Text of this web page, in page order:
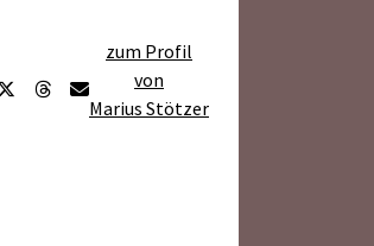
zum Profil
von
Marius Stötzer